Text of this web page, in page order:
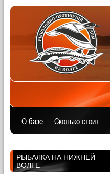
О базе Сколько стоит
РЫБАЛКА НА НИЖНЕЙ
ВОЛГЕ